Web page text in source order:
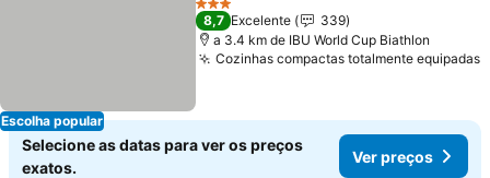
Escolha popular
3 Estrelas
8,7 Excelente
339
a 3.4 km de IBU World Cup Biathlon
Cozinhas compactas totalmente equipadas
Selecione as datas para ver os preços
exatos.
Ver preços